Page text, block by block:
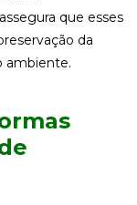
que esses
da
ambiente.